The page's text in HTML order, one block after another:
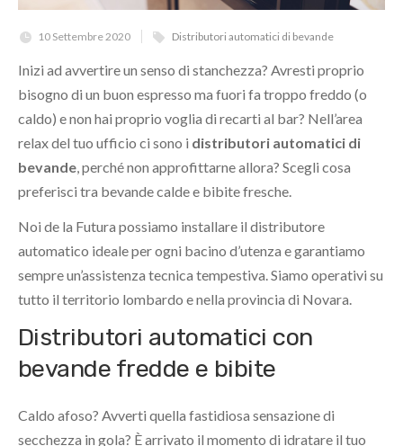
10 Settembre 2020 Distributori automatici di bevande
Inizi ad avvertire un senso di stanchezza? Avresti proprio
bisogno di un buon espresso ma fuori fa troppo freddo (o
caldo) e non hai proprio voglia di recarti al bar? Nell’area
relax del tuo ufficio ci sono i distributori automatici di
bevande, perché non approfittarne allora? Scegli cosa
preferisci tra bevande calde e bibite fresche.
Noi de la Futura possiamo installare il distributore
automatico ideale per ogni bacino d’utenza e garantiamo
sempre un’assistenza tecnica tempestiva. Siamo operativi su
tutto il territorio lombardo e nella provincia di Novara.
Distributori automatici con
bevande fredde e bibite
Caldo afoso? Avverti quella fastidiosa sensazione di
secchezza in gola? È arrivato il momento di idratare il tuo